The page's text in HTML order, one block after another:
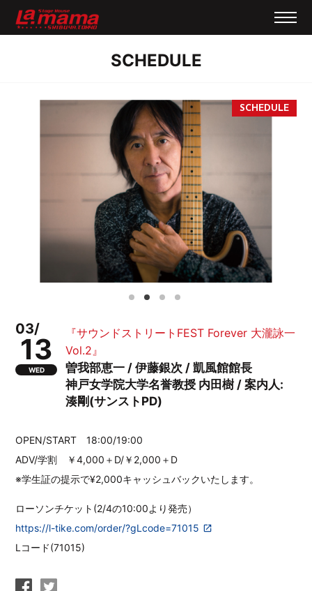
SCHEDULE
03/
13
WED
『サウンドストリートFEST Forever 大瀧詠一
Vol.2』
曽我部恵一 / 伊藤銀次 / 凱風館館長
神戸女学院大学名誉教授 内田樹 / 案内人:
湊剛(サンストPD)
OPEN/START 18:00/19:00
ADV/学割 ￥4,000＋D/￥2,000＋D
※学生証の提示で¥2,000キャッシュバックいたします。
ローソンチケット(2/4の10:00より発売）
https://l-tike.com/order/?gLcode=71015
Lコード(71015)